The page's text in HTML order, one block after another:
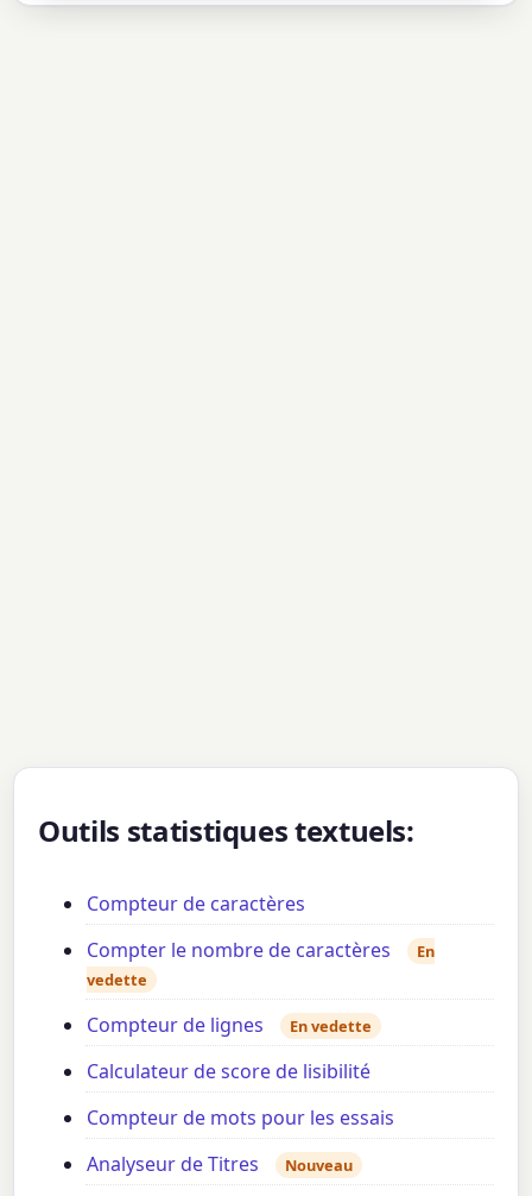
Outils statistiques textuels:
Compteur de caractères
Compter le nombre de caractères
En
vedette
Compteur de lignes En vedette
Calculateur de score de lisibilité
Compteur de mots pour les essais
Analyseur de Titres
Nouveau